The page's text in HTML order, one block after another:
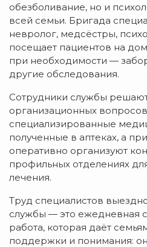
обезболивание, но и
всей семьи. Бригада
невролог, медсёстры,
посещает пациентов на
при необходимости —
другие обследования.
Сотрудники службы
организационных
специализированные
полученные в аптеках, а при
оперативно организуют
профильных отделениях
лечения.
Труд специалистов
службы — это ежедневная
работа, которая даёт
поддержки и понимания: